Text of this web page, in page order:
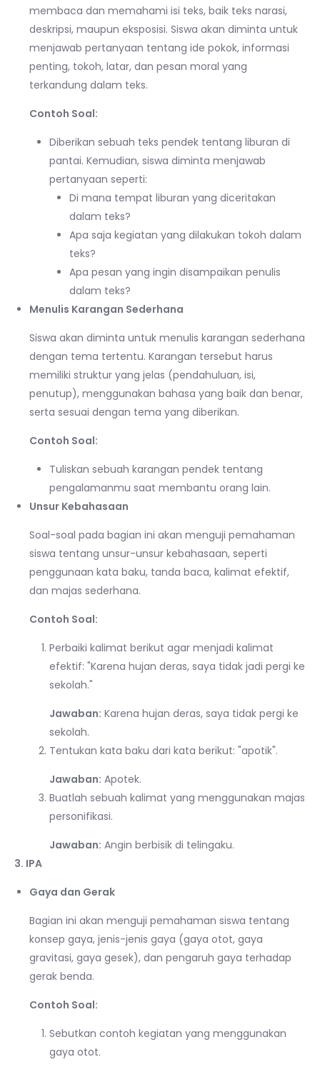
membaca dan memahami isi teks, baik teks narasi,
deskripsi, maupun eksposisi. Siswa akan diminta untuk
menjawab pertanyaan tentang ide pokok, informasi
penting, tokoh, latar, dan pesan moral yang
terkandung dalam teks.
Contoh Soal:
Diberikan sebuah teks pendek tentang liburan di
pantai. Kemudian, siswa diminta menjawab
pertanyaan seperti:
Di mana tempat liburan yang diceritakan
dalam teks?
Apa saja kegiatan yang dilakukan tokoh dalam
teks?
Apa pesan yang ingin disampaikan penulis
dalam teks?
Menulis Karangan Sederhana
Siswa akan diminta untuk menulis karangan sederhana
dengan tema tertentu. Karangan tersebut harus
memiliki struktur yang jelas (pendahuluan, isi,
penutup), menggunakan bahasa yang baik dan benar,
serta sesuai dengan tema yang diberikan.
Contoh Soal:
Tuliskan sebuah karangan pendek tentang
pengalamanmu saat membantu orang lain.
Unsur Kebahasaan
Soal-soal pada bagian ini akan menguji pemahaman
siswa tentang unsur-unsur kebahasaan, seperti
penggunaan kata baku, tanda baca, kalimat efektif,
dan majas sederhana.
Contoh Soal:
Perbaiki kalimat berikut agar menjadi kalimat
efektif: "Karena hujan deras, saya tidak jadi pergi ke
sekolah."
Jawaban: Karena hujan deras, saya tidak pergi ke
sekolah.
Tentukan kata baku dari kata berikut: "apotik".
Jawaban: Apotek.
Buatlah sebuah kalimat yang menggunakan majas
personifikasi.
Jawaban: Angin berbisik di telingaku.
3. IPA
Gaya dan Gerak
Bagian ini akan menguji pemahaman siswa tentang
konsep gaya, jenis-jenis gaya (gaya otot, gaya
gravitasi, gaya gesek), dan pengaruh gaya terhadap
gerak benda.
Contoh Soal:
Sebutkan contoh kegiatan yang menggunakan
gaya otot.